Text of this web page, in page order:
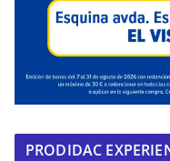
PRODIDAC